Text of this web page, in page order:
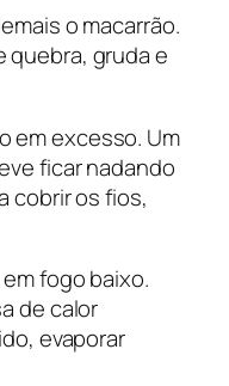
o macarrão.
quebra, gruda e
em excesso. Um
ficar nadando
cobrir os fios,
fogo baixo.
de calor
evaporar